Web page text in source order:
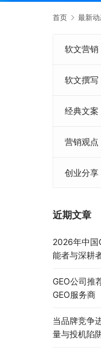
首页 最新
软文营销
软文撰写
经典文案
营销观点
创业分享
近期文章
2026年中国
能者与深耕
GEO公司推
GEO服务商
当品牌竞争
量与投机陷